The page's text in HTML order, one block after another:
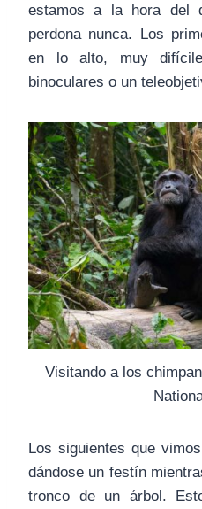
estamos a la hora del
perdona nunca. Los
en lo alto, muy
binoculares o un
Visitando a los
Los siguientes que
dándose un festín
tronco de un árbol.